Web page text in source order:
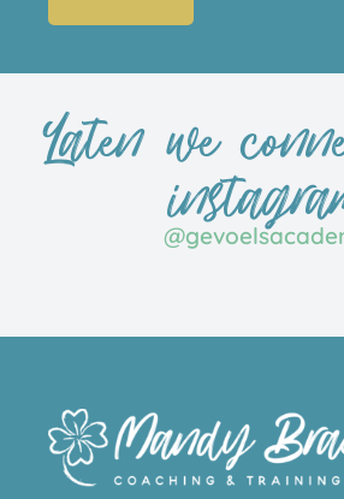
Laten we